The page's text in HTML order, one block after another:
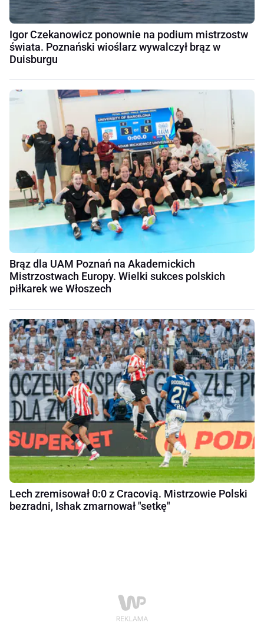
Igor Czekanowicz ponownie na podium mistrzostw
świata. Poznański wioślarz wywalczył brąz w
Duisburgu
Brąz dla UAM Poznań na Akademickich
Mistrzostwach Europy. Wielki sukces polskich
piłkarek we Włoszech
Lech zremisował 0:0 z Cracovią. Mistrzowie Polski
bezradni, Ishak zmarnował "setkę"